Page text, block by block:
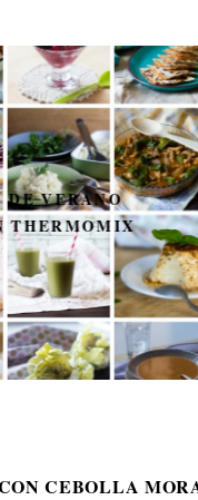
CEBOLLA